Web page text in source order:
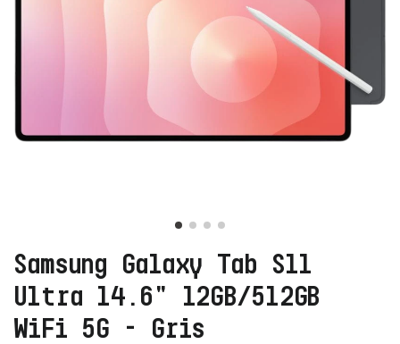
Samsung Galaxy Tab S11
Ultra 14.6" 12GB/512GB
WiFi 5G - Gris